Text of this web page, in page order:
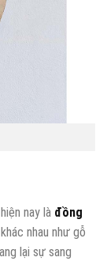
nay là đồng
nhau như gỗ
lại sự sang